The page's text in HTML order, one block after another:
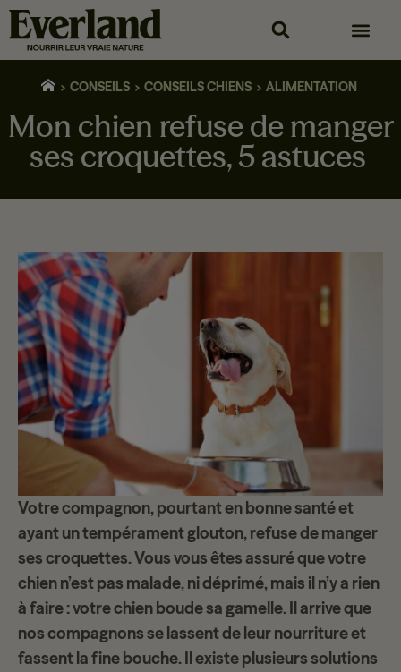
CONSEILS CONSEILS CHIENS ALIMENTATION
Mon chien refuse de manger
ses croquettes, 5 astuces
Votre compagnon, pourtant en bonne santé et
ayant un tempéramentglouton, refuse de manger
ses croquettes. Vous vous êtes assuré que votre
chien n’est pas malade, ni déprimé, mais il n’y a rien
à faire : votre chien boude sa gamelle. Il arrive que
nos compagnonsse lassentde leur nourriture et
fassent la fine bouche. Il existe plusieurs solutions